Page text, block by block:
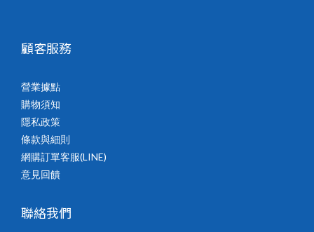
顧客服務
營業據點
購物須知
隱私政策
條款與細則
網購訂單客服(LINE)
意見回饋
聯絡我們